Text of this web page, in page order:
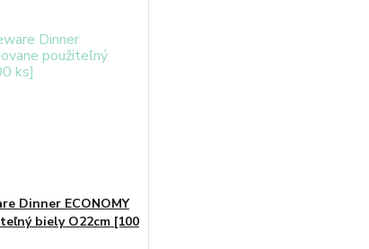
Dinner ECONOMY
biely O22cm [100